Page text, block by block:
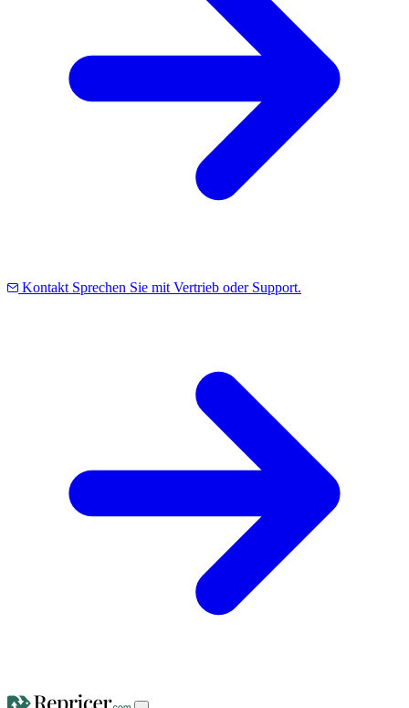
Kontakt Sprechen Sie mit Vertrieb oder Support.